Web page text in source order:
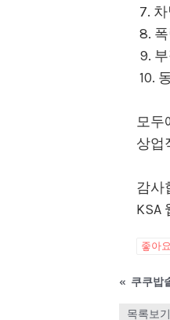
7.
8.
9.
10.
모두
상업
감사
KSA
좋아요
« 쿠쿠밥
목록보기